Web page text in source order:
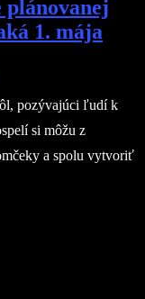
plánovanej
1. mája
pozývajúci ľudí k
si môžu z
a spolu vytvoriť